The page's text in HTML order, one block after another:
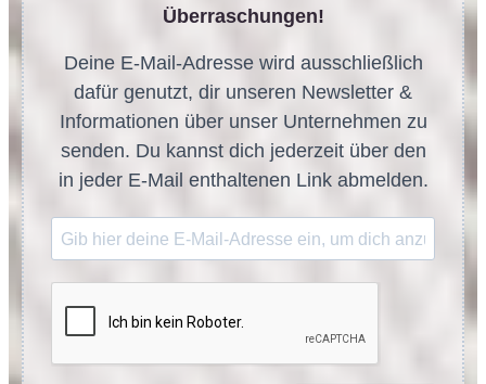
Überraschungen!
Deine E-Mail-Adresse wird ausschließlich
dafür genutzt, dir unseren Newsletter &
Informationen über unser Unternehmen zu
senden. Du kannst dich jederzeit über den
in jeder E-Mail enthaltenen Link abmelden.